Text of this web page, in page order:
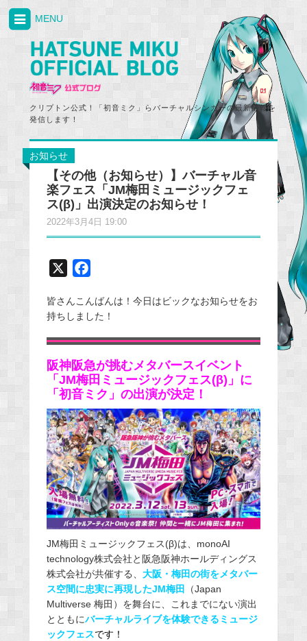
クリプトン公式！「初音ミク」らバーチャルシンガーの最新情報を
発信します！
MENU
お知らせ
【その他（お知らせ）】バーチャル音
楽フェス「JM梅田ミュージックフェ
ス(β)」出演決定のお知らせ！
2022年3月4日 19:00
c
e
b
o
k
皆さんこんばんは！今日はビックなお知らせをお
持ちしました！
阪神阪急が挑むメタバースイベント
「JM梅田ミュージックフェス(β)」に
「初音ミク」の出演が決定！
JM梅田ミュージックフェス(β)は、monoAI
technology株式会社と阪急阪神ホールディングス
株式会社が共催する、 大阪・梅田の街をメタバー
ス空間に忠実に再現したJM梅田
（Japan
Multiverse 梅田）を舞台に、これまでにない演出
とともにバーチャルライブを体験できるミュージ
ックフェスです！